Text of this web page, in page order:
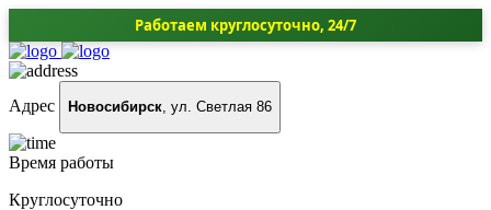
Работаем круглосуточно, 24/7
Адрес Новосибирск, ул. Светлая 86
Время работы
Круглосуточно